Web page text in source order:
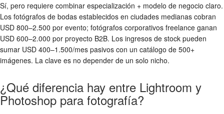
Sí, pero requiere combinar especialización + modelo de negocio claro.
Los fotógrafos de bodas establecidos en ciudades medianas cobran
USD 800–2.500 por evento; fotógrafos corporativos freelance ganan
USD 600–2.000 por proyecto B2B. Los ingresos de stock pueden
sumar USD 400–1.500/mes pasivos con un catálogo de 500+
imágenes. La clave es no depender de un solo nicho.
¿Qué diferencia hay entre Lightroom y
Photoshop para fotografía?